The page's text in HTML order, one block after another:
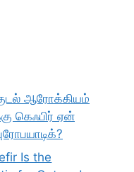
ஆரோக்கியம்
கெஃபிர் ஏன்
Is the